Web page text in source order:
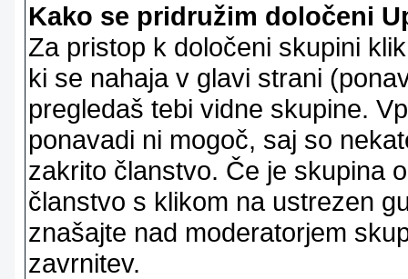
Kako se pridružim določeni
Za pristop k določeni skupini
ki se nahaja v glavi strani
pregledaš tebi vidne skupine.
ponavadi ni mogoč, saj so
zakrito članstvo. Če je skupina
članstvo s klikom na ustrezen
znašajte nad moderatorjem
zavrnitev.